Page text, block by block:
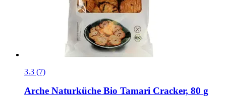
3.3 (7)
Arche Naturküche Bio Tamari Cracker, 80 g